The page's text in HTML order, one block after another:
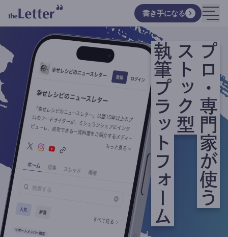
書き手になる
プロ・専門家が使う
ストック型
執筆プラットフォーム